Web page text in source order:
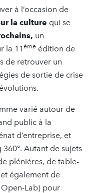
à l’occasion de
la culture qui se
un
la 11 ème édition de
de retrouver un
de sortie de crise
varié autour de
public à la
d’entreprise, et
Autant de sujets
plénières, de table-
également de
Lab) pour